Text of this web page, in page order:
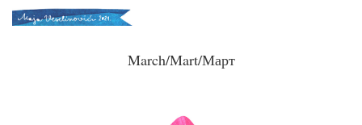
March/Mart/Март